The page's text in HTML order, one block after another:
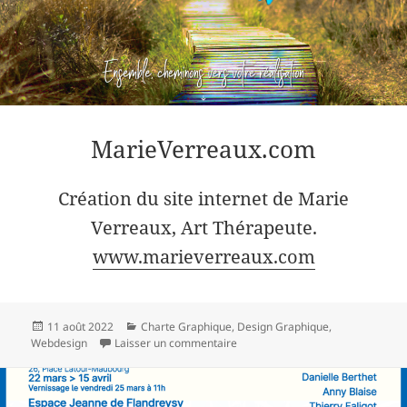
MarieVerreaux.com
Création du site internet de Marie
Verreaux, Art Thérapeute.
www.marieverreaux.com
Publié
le
11 août 2022 Catégories
Charte Graphique, Design Graphique,
Webdesign
Laisser un commentaire